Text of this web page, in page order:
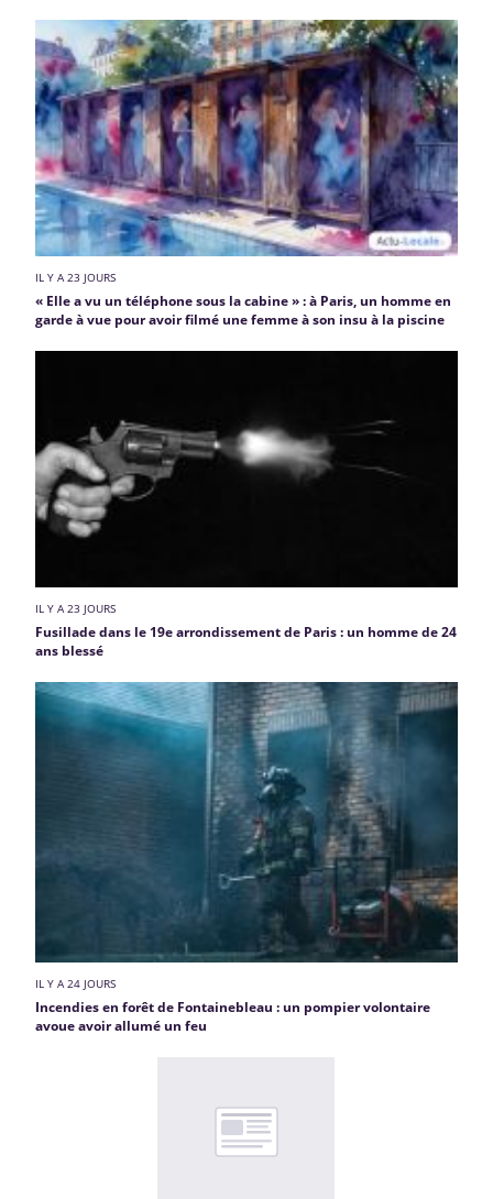
IL Y A 23 JOURS
« Elle a vu un téléphone sous la cabine » : à Paris, un homme en
garde à vue pour avoir filmé une femme à son insu à la piscine
IL Y A 23 JOURS
Fusillade dans le 19e arrondissement de Paris : un homme de 24
ans blessé
IL Y A 24 JOURS
Incendies en forêt de Fontainebleau : un pompier volontaire
avoue avoir allumé un feu